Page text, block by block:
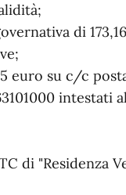
di
euro su c/c
intestati
di "Residenza